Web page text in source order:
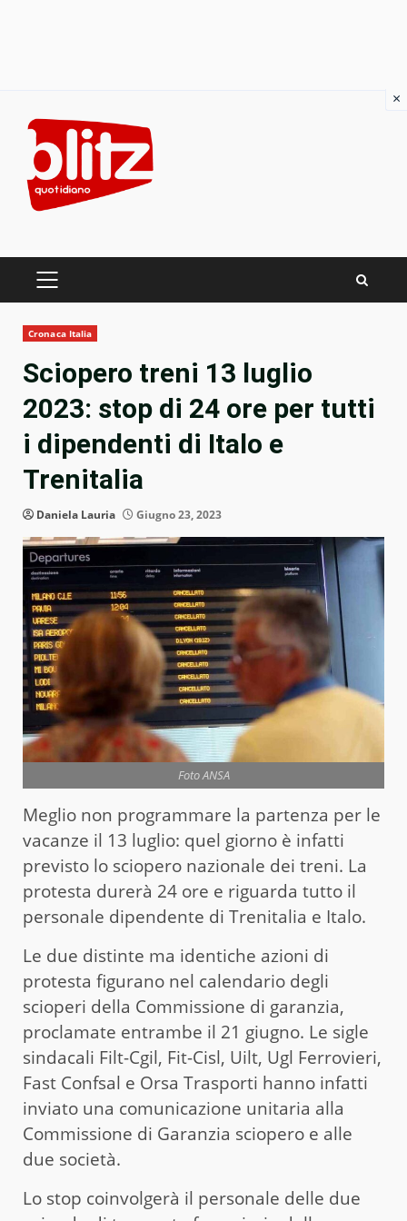
content
PRIMARY
Cronaca Italia
Sciopero treni 13 luglio
2023: stop di 24 ore per tutti
i dipendenti di Italo e
Trenitalia
Daniela Lauria Giugno 23, 2023
Foto ANSA
Meglio non programmare la partenza per le
vacanze il 13 luglio: quel giorno è infatti
previsto lo sciopero nazionale dei treni. La
protesta durerà 24 ore e riguarda tutto il
personale dipendente di Trenitalia e Italo.
Le due distinte ma identiche azioni di
protesta figurano nel calendario degli
scioperi della Commissione di garanzia,
proclamate entrambe il 21 giugno. Le sigle
sindacali Filt-Cgil, Fit-Cisl, Uilt, Ugl Ferrovieri,
Fast Confsal e Orsa Trasporti hanno infatti
inviato una comunicazione unitaria alla
Commissione di Garanzia sciopero e alle
due società.
Lo stop coinvolgerà il personale delle due
×